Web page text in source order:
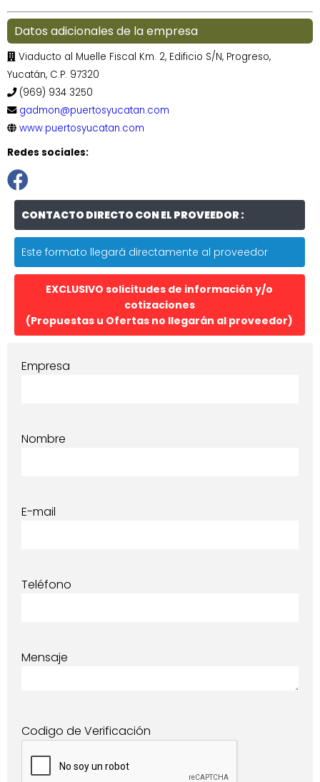
Datos adicionales de la empresa
Viaducto al Muelle Fiscal Km. 2, Edificio S/N, Progreso,
Yucatán, C.P. 97320
(969) 934 3250
gadmon@puertosyucatan.com
www.puertosyucatan.com
Redes sociales:
CONTACTO DIRECTO CON EL PROVEEDOR :
Este formato llegará directamente al proveedor
EXCLUSIVO solicitudes de información y/o
cotizaciones
(Propuestas u Ofertas no llegarán al proveedor)
Empresa
Nombre
E-mail
Teléfono
Mensaje
Codigo de Verificación